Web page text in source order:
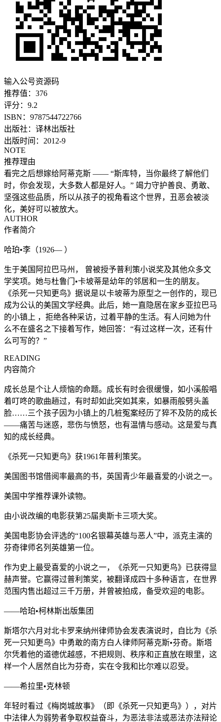
输入公号资源码
推荐值： 376
评分： 9.2
ISBN： 9787544722766
出版社： 译林出版社
出版时间： 2012-9
NOTE
推荐理由
看完之后想嫁给阿蒂克斯 —— “斯库特，当你最终了解他们
时，你会发现，大多数人都是好人。” 竭力守护善良、勇敢、
坚强这些品质，所以从孩子的视角看这个世界，丑恶会被淡
化，美好可以被放大。
AUTHOR
作者简介
哈珀•李（1926— ）
生于美国阿拉巴马州， 曾被授予普利策小说奖及其他众多文
学奖项。她与杜鲁门•卡坡蒂是幼年的邻居和一生的朋友。
《杀死一只知更鸟》据说是以卡坡蒂为原型之一创作的，现已
成为公认的美国文学经典。此后，她一直隐居在家乡亚拉巴马
的小镇上 ，拒绝各种采访，过着平静的生活。有人问她为什
么不在盛名之下接着写作，她回答：“有过这样一次，还有什
么可写的？”
READING
内容简介
成长总是个让人烦恼的命题。成长有时会很缓慢，如小溪般唱
着叮咚的歌曲趟过，有时却如此突如其来，如暴雨般劈头盖
脸……三个孩子因为小镇上的几桩冤案经历了猝不及防的成长
——痛苦与迷惑，悲伤与愤怒，也有温情与感动。这是爱与真
知的成长经典。
《杀死一只知更鸟》获1961年普利策奖。
美国图书馆借阅率最高的书，英国青少年最喜爱的小说之一。
美国中学推荐课外读物。
由小说改编的电影获第25届奥斯卡三项大奖。
美国电影协会评选的“100名银幕英雄与恶人”中，派克主演的
芬奇律师名列英雄第一位。
作为史上最受喜爱的小说之一，《杀死一只知更鸟》已获得显
赫声誉。它赢得过普利策奖，被翻译成四十多种语言，在世界
范围内售出超过三千万册，并曾被拍成，备受欢迎的电影。
——哈珀•柯林斯出版集团
斯塔尔六月对北卡罗来纳州律师协会发表演说时，自比为《杀
死一只知更鸟》中勇敢的南方白人律师阿蒂克斯•芬奇。斯塔
尔凭着他的道德优越感，不把规则、秩序和正直放在眼里，这
样一个人居然自比为芬奇，实在令我和比尔难以忍受。
——希拉里•克林顿
年轻时看过《梅岗城故事》（即《杀死一只知更鸟》），对片
中法律人为弱势者争取权益奋斗，为恶法非法或恶法亦法辩论